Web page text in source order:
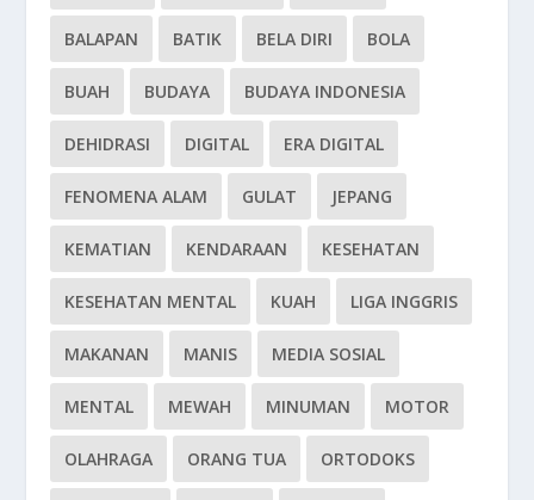
BALAPAN BATIK BELA DIRI BOLA
BUAH BUDAYA BUDAYA INDONESIA
DEHIDRASI DIGITAL ERA DIGITAL
FENOMENA ALAM GULAT JEPANG
KEMATIAN KENDARAAN KESEHATAN
KESEHATAN MENTAL KUAH LIGA INGGRIS
MAKANAN MANIS MEDIA SOSIAL
MENTAL MEWAH MINUMAN MOTOR
OLAHRAGA ORANG TUA ORTODOKS